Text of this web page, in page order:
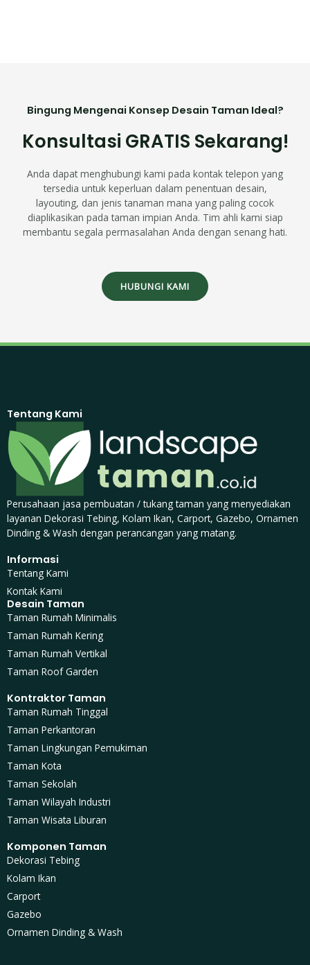
Bingung Mengenai Konsep Desain Taman Ideal?
Konsultasi GRATIS Sekarang!
Anda dapat menghubungi kami pada kontak telepon yang
tersedia untuk keperluan dalam penentuan desain,
layouting, dan jenis tanaman mana yang paling cocok
diaplikasikan pada taman impian Anda. Tim ahli kami siap
membantu segala permasalahan Anda dengan senang hati.
HUBUNGI KAMI
Tentang Kami
Perusahaan jasa pembuatan / tukang taman yang menyediakan
layanan Dekorasi Tebing, Kolam Ikan, Carport, Gazebo, Ornamen
Dinding & Wash dengan perancangan yang matang.
Informasi
Tentang Kami
Kontak Kami
Desain Taman
Taman Rumah Minimalis
Taman Rumah Kering
Taman Rumah Vertikal
Taman Roof Garden
Kontraktor Taman
Taman Rumah Tinggal
Taman Perkantoran
Taman Lingkungan Pemukiman
Taman Kota
Taman Sekolah
Taman Wilayah Industri
Taman Wisata Liburan
Komponen Taman
Dekorasi Tebing
Kolam Ikan
Carport
Gazebo
Ornamen Dinding & Wash